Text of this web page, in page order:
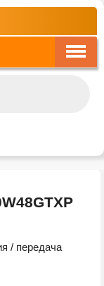
/ передача